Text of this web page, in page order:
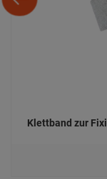
Klettband zur